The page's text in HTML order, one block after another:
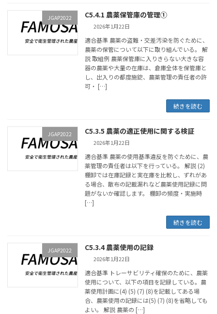
JGAP2022 C5.4.1 農薬保管庫の管理①
2026年1月22日
適合基準 農薬の盗難・交差汚染を防ぐために、
農薬の保管について以下に取り組んでいる。 解
説 取組例 農薬保管庫に入りきらない大きな容
器の農薬や大量の在庫は、倉庫全体を保管庫と
し、出入りの都度施錠、農薬管理の責任者の許
可・ […]
続きを読む
JGAP2022 C5.3.5 農薬の適正使用に関する検証
2026年1月22日
適合基準 農薬の使用基準違反を防ぐために、農
薬管理の責任者は以下を行っている。 解説 (2)
棚卸では在庫記録と実在庫を比較し、ずれがあ
る場合、散布の記載漏れなど農薬使用記録に問
題がないか確認します。 棚卸の頻度・実施時
[…]
続きを読む
JGAP2022 C5.3.4 農薬使用の記録
2026年1月22日
適合基準 トレーサビリティ確保のために、農薬
使用について、以下の項目を記録している。農
薬使用計画に(4) (5) (7) (8)を記載してある場
合、農薬使用の記録には(5) (7) (8)を省略しても
よい。 解説 農薬の […]